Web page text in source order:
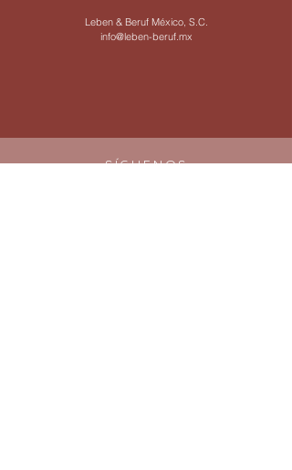
Leben & Beruf México, S.C.
info@leben-beruf.mx
SÍGUENOS